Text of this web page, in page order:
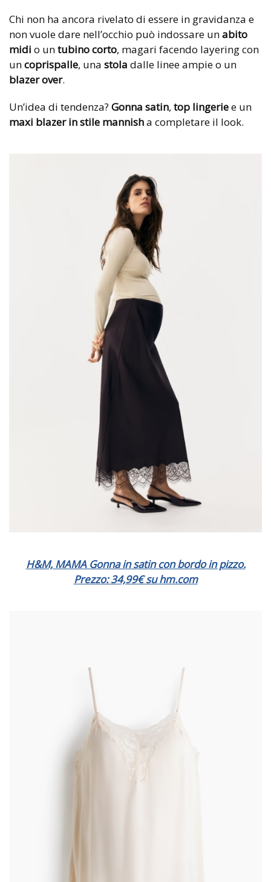
Chi non ha ancora rivelato di essere in gravidanza e
non vuole dare nell’occhio può indossare unabito
midi o untubino corto, magari facendo layering con
uncoprispalle, una stola dalle linee ampie o un
blazer over.
Un’idea di tendenza? Gonna satin, top lingeriee un
maxi blazer in stile mannisha completare il look.
H&M, MAMA Gonna in satin con bordo in pizzo.
Prezzo: 34,99€ su hm.com